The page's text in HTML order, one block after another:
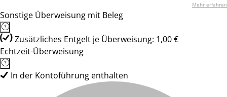
Mehr erfahren
Sonstige Überweisung mit Beleg
Zusätzliches Entgelt je Überweisung: 1,00 €
Echtzeit-Überweisung
In der Kontoführung enthalten